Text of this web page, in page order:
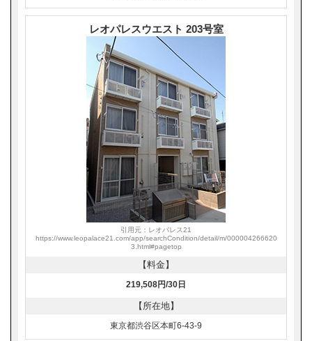
レオパレスウエスト 203号室
引用元：レオパレス21
https://www.leopalace21.com/app/searchCondition/detail/m/000004266620
3.html#pagetop
【料金】
219,508円/30日
【所在地】
東京都渋谷区本町6-43-9